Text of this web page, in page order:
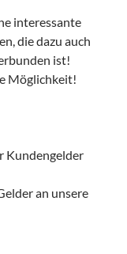
interessante
die dazu auch
ist!
Möglichkeit!
Kundengelder
an unsere